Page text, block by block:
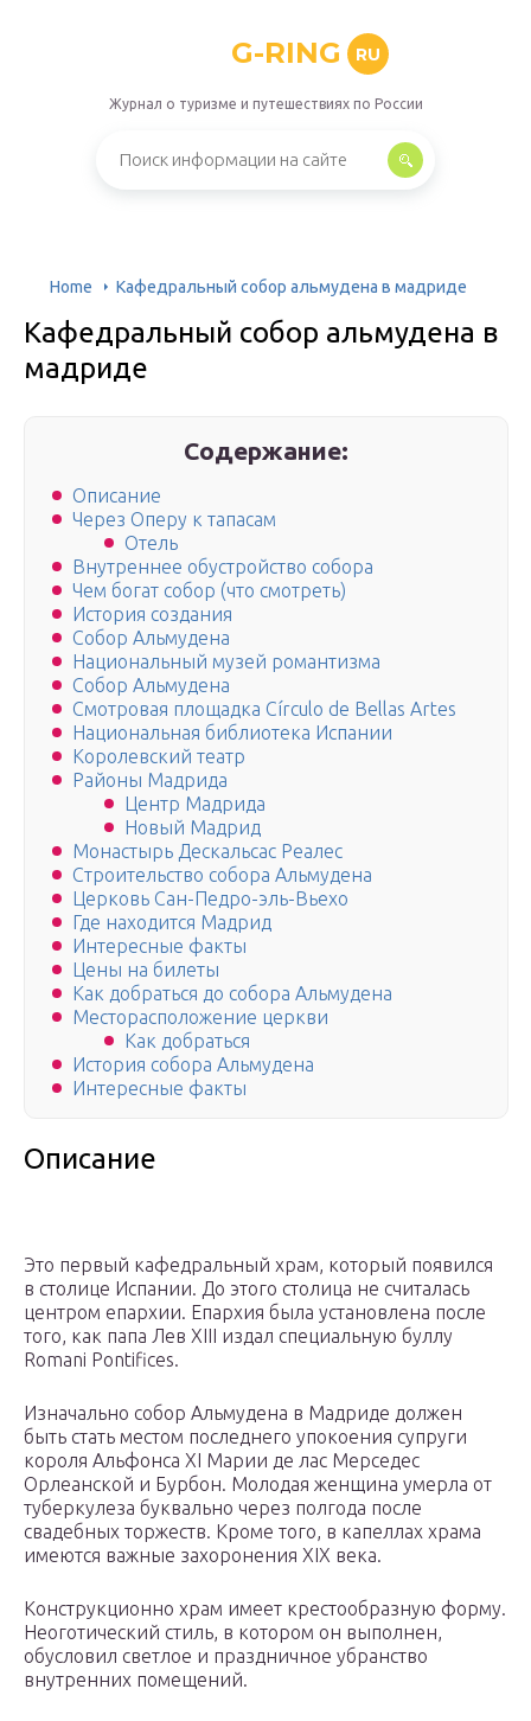
G-RING RU
Журнал о туризме и путешествиях по России
Home Кафедральный собор альмудена в мадриде
Кафедральный собор альмудена в
мадриде
Содержание:
Описание
Через Оперу к тапасам
Отель
Внутреннее обустройство собора
Чем богат собор (что смотреть)
История создания
Собор Альмудена
Национальный музей романтизма
Собор Альмудена
Смотровая площадка Círculo de Bellas Artes
Национальная библиотека Испании
Королевский театр
Районы Мадрида
Центр Мадрида
Новый Мадрид
Монастырь Дескальсас Реалес
Строительство собора Альмудена
Церковь Сан-Педро-эль-Вьехо
Где находится Мадрид
Интересные факты
Цены на билеты
Как добраться до собора Альмудена
Месторасположение церкви
Как добраться
История собора Альмудена
Интересные факты
Описание
Это первый кафедральный храм, который появился
в столице Испании. До этого столица не считалась
центром епархии. Епархия была установлена после
того, как папа Лев XIII издал специальную буллу
Romani Pontifices.
Изначально собор Альмудена в Мадриде должен
быть стать местом последнего упокоения супруги
короля Альфонса XI Марии де лас Мерседес
Орлеанской и Бурбон. Молодая женщина умерла от
туберкулеза буквально через полгода после
свадебных торжеств. Кроме того, в капеллах храма
имеются важные захоронения XIX века.
Конструкционно храм имеет крестообразную форму.
Неоготический стиль, в котором он выполнен,
обусловил светлое и праздничное убранство
внутренних помещений.